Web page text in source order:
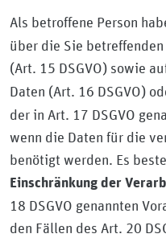
Als betroffene Person
über die Sie
(Art. 15 DSGVO) sowie
Daten (Art. 16 DSGVO)
der in Art. 17 DSGVO
wenn die Daten für die
benötigt werden. Es
Einschränkung der
18 DSGVO genannten
den Fällen des Art. 20